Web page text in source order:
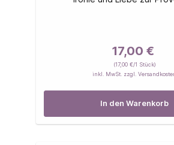
17,00 €
(17,00 €/1 Stück)
inkl. MwSt. zzgl.
In den Warenkorb